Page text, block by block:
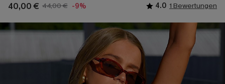
40,00 € 44,00 € -9% 4.0 1 Bewertungen